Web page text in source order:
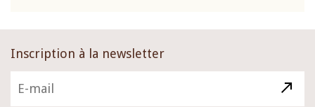
Inscription à la newsletter